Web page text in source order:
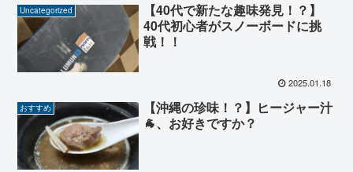
Uncategorized
【40代で新たな趣味発見！？】
40代初心者がスノーボードに挑
戦！！
2025.01.18
おすすめ
【沖縄の珍味！？】ヒージャー汁
🐐、お好きですか？